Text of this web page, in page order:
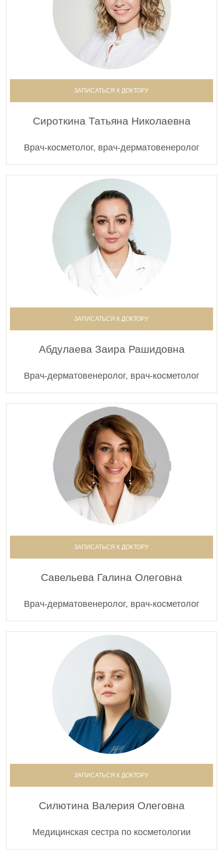
ЗАПИСАТЬСЯ К ДОКТОРУ
Сироткина Татьяна Николаевна
Врач-косметолог, врач-дерматовенеролог
ЗАПИСАТЬСЯ К ДОКТОРУ
Абдулаева Заира Рашидовна
Врач-дерматовенеролог, врач-косметолог
ЗАПИСАТЬСЯ К ДОКТОРУ
Савельева Галина Олеговна
Врач-дерматовенеролог, врач-косметолог
ЗАПИСАТЬСЯ К ДОКТОРУ
Силютина Валерия Олеговна
Медицинская сестра по косметологии